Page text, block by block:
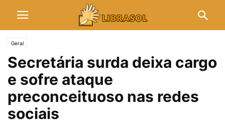
Geral
Secretária surda deixa cargo
e sofre ataque
preconceituoso nas redes
sociais